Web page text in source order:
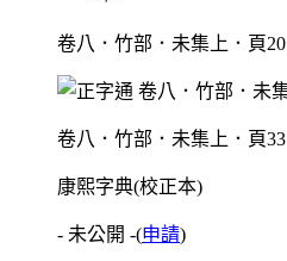
卷八．竹部．未集上．頁20
卷八．竹部．未集上．頁33
康熙字典(校正本)
- 未公開 -(申請)